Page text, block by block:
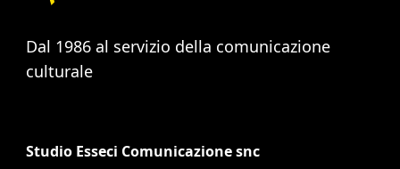
Dal 1986 al servizio della comunicazione
culturale
Studio Esseci Comunicazione snc